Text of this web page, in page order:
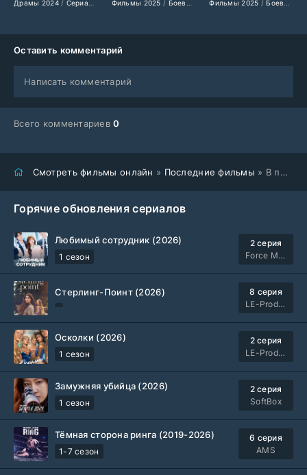
Драмы 2024/ Сериалы 2024 /Фильмы 2024/Фильмы смотреть/
Фильмы 2025 / Боевики 2025 /Фильмы-криминал
Фильмы 2025 /Боевики 2025
Оставить комментарий
Написать комментарий
Всего комментариев0
Смотреть фильмы онлайн » Последние фильмы » В погоне за свободой (2025)
Горячие обновления сериалов
Любимый сотрудник (2026)
1 сезон
2 серия
Force Media
Стерлинг-Поинт (2026)
8 серия
LE-Production
Осколки (2026)
1 сезон
2 серия
LE-Production
Замужняя убийца (2026)
1 сезон
2 серия
SoftBox
Тёмная сторона ринга (2019-2026)
1-7 сезон
6 серия
AMS